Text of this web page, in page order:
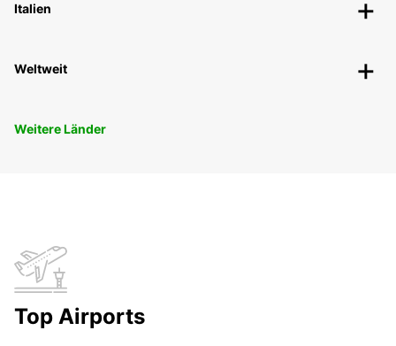
Italien
Weltweit
Weitere Länder
Top Airports